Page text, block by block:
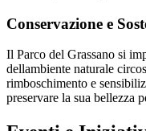
Conservazione e
Il Parco del Grassano si
dellambiente naturale
rimboschimento e
preservare la sua bellezza